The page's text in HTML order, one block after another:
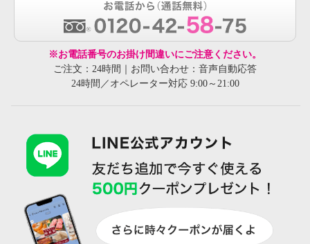
※お電話番号のお掛け間違いにご注意ください。
ご注文：24時間｜お問い合わせ：音声自動応答
24時間／オペレーター対応 9:00～21:00